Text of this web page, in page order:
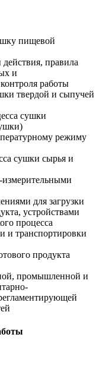
пищевой
правила
и
работы
твердой и сыпучей
сушки
режиму
сушки сырья и
измерительными
для загрузки
устройствами
процесса
и транспортировки
продукта
промышленной и